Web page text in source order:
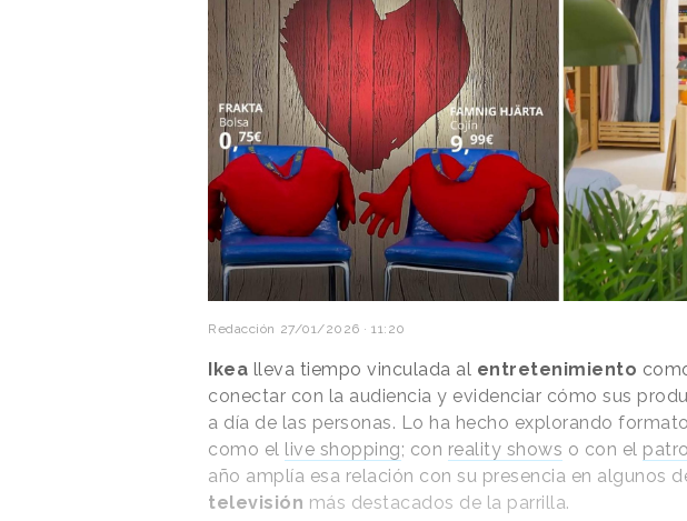
Redacción 27/01/2026 · 11:20
Ikea lleva tiempo vinculada al entretenimiento
conectar con la audiencia y evidenciar cómo sus
a día de las personas. Lo ha hecho explorando
como el live shopping; con reality shows o con el
año amplía esa relación con su presencia en algunos
televisión más destacados de la parrilla.